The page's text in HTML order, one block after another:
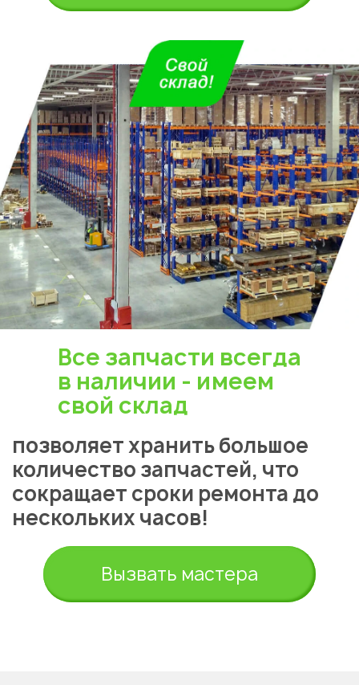
Все запчасти всегда
в наличии - имеем
свой склад
позволяет хранить большое
количество запчастей, что
сокращает сроки ремонта до
нескольких часов!
Вызвать мастера
Укажите из какого вы
города
Астана